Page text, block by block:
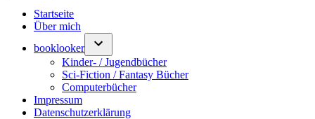
Startseite
Über mich
booklooker
Kinder- / Jugendbücher
Sci-Fiction / Fantasy Bücher
Computerbücher
Impressum
Datenschutzerklärung